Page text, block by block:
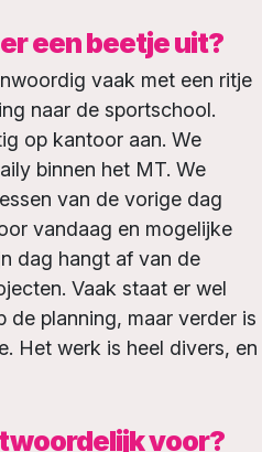
een beetje uit?
vaak met een ritje
naar de sportschool.
op kantoor aan. We
binnen het MT. We
van de vorige dag
vandaag en mogelijke
dag hangt af van de
Vaak staat er wel
de planning, maar verder is
Het werk is heel divers, en
voor?